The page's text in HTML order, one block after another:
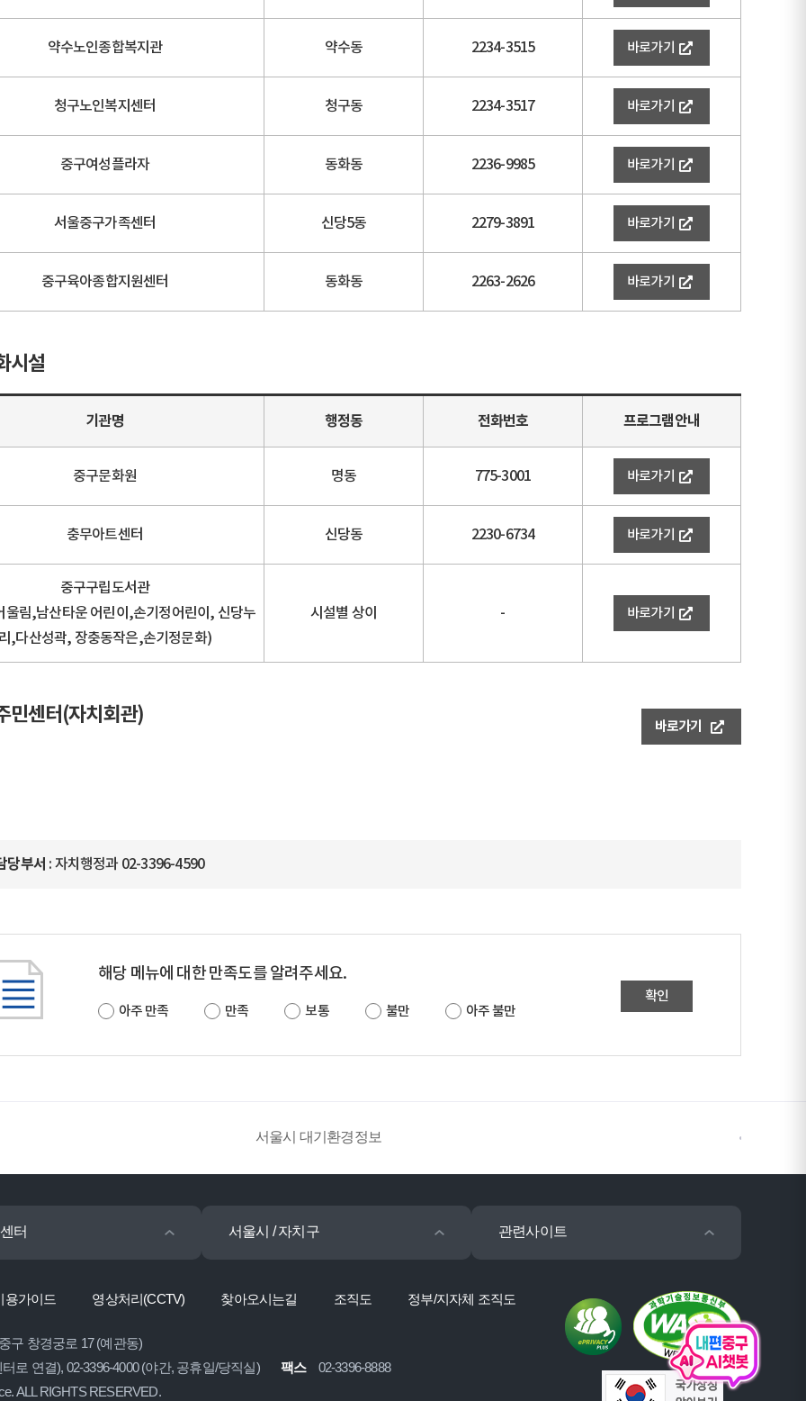
약수노인종합복지관 약수동 2234-3515 바로가기
청구노인복지센터 청구동 2234-3517 바로가기
중구여성플라자 동화동 2236-9985 바로가기
서울중구가족센터 신당5동 2279-3891 바로가기
중구육아종합지원센터 동화동 2263-2626 바로가기
시설
기관명 행정동 전화번호 프로그램안내
중구문화원 명동 775-3001 바로가기
충무아트센터 신당동 2230-6734 바로가기
중구구립도서관
울림,남산타운 어린이,손기정어린이, 신당누
,다산성곽, 장충동작은,손기정문화)
시설별 상이 - 바로가기
민센터(자치회관) 바로가기
당부서 : 자치행정과 02-3396-4590
해당 메뉴에 대한 만족도를 알려주세요.
아주 만족 만족 보통 불만 아주 불만
확인
서울시 대기환경정보
터 서울시 / 자치구 관련사이트
용가이드 영상처리(CCTV) 찾아오시는길 조직도 정부/지자체 조직도
구 창경궁로 17 (예관동)
로 연결), 02-3396-4000 (야간, 공휴일/당직실)
팩스
02-3396-8888
ALL RIGHTS RESERVED.